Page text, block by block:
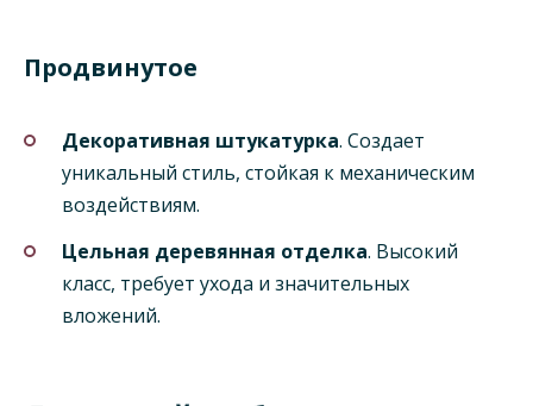
Продвинутое
Декоративная штукатурка. Создает
уникальный стиль, стойкая к механическим
воздействиям.
Цельная деревянная отделка. Высокий
класс, требует ухода и значительных
вложений.